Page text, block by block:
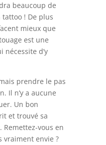
beaucoup de
! De plus
mieux que
est une
d’y
prendre le pas
Il n’y a aucune
Un bon
et trouvé sa
vous en
vraiment envie ?